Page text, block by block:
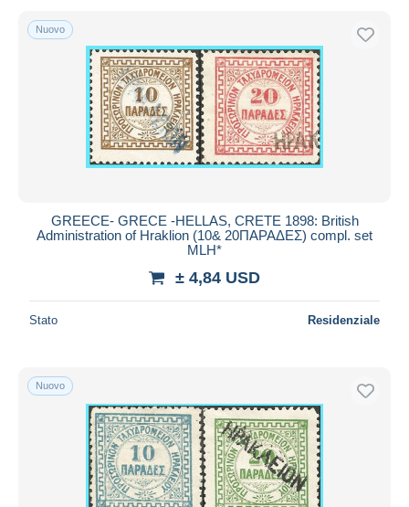
Nuovo
GREECE- GRECE -HELLAS, CRETE 1898: British
Administration of Hraklion (10& 20ΠΑΡΑΔΕΣ) compl. set
MLH*
± 4,84 USD
Stato Residenziale
Nuovo